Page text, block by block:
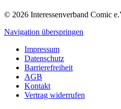
© 2026 Interessenverband Comic
Navigation überspringen
Impressum
Datenschutz
Barrierefreiheit
AGB
Kontakt
Vertrag widerrufen